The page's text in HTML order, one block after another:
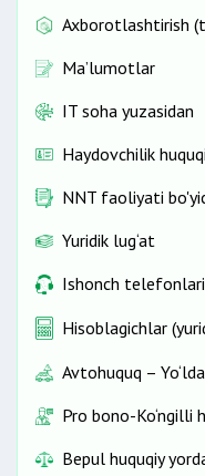
Axborotlashtirish
Ma’lumotlar
IT soha yuzasidan
Haydovchilik
NNT faoliyati
Yuridik lug‘at
Ishonch telefonlari
Hisoblagichlar
Avtohuquq –
Pro bono-Ko‘ngilli
Bepul huquqiy